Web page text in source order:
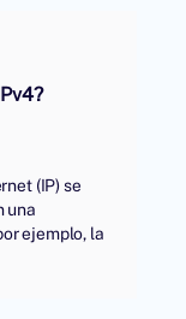
(IP) se
una
ejemplo, la